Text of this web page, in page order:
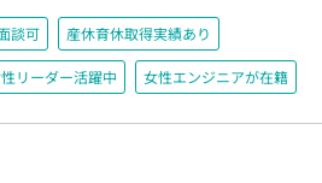
談可 産休育休取得実績あり
リーダー活躍中 女性エンジニアが在籍